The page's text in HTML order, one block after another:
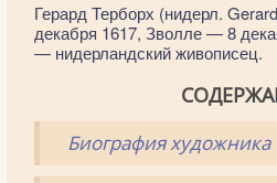
Герард Терборх (нидерл.
декабря 1617, Зволле — 8
— нидерландский живописец.
Биография художника